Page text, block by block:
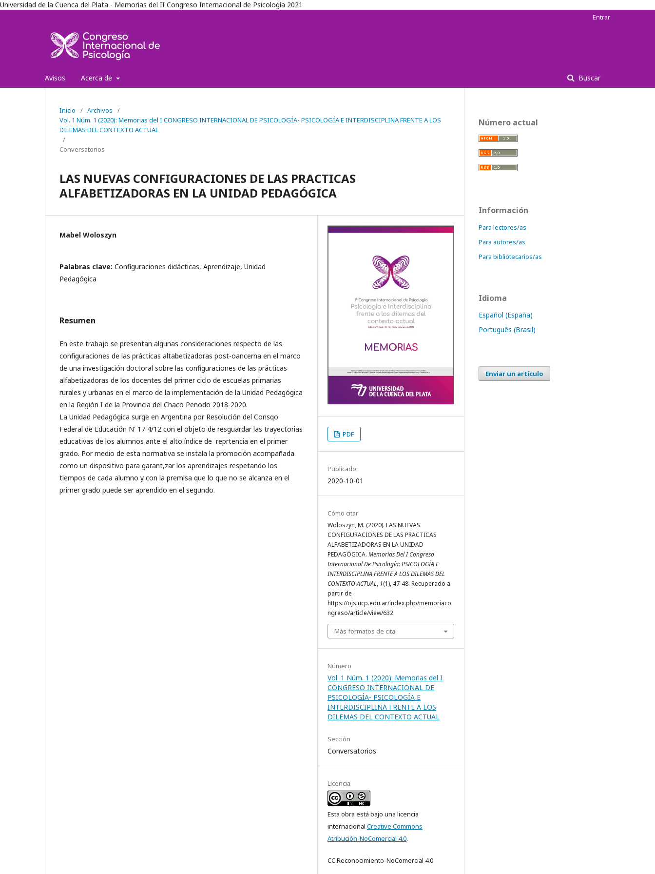
Universidad de la Cuenca del Plata - Memorias del II Congreso Internacional de Psicología 2021
Avisos Acerca de Buscar
Entrar
Inicio / Archivos
/
Vol. 1 Núm. 1 (2020): Memorias del I CONGRESO INTERNACIONAL DE PSICOLOGÍA- PSICOLOGÍA E INTERDISCIPLINA FRENTE A LOS
DILEMAS DEL CONTEXTO ACTUAL
/
Conversatorios
LAS NUEVAS CONFIGURACIONES DE LAS PRACTICAS
ALFABETIZADORAS EN LA UNIDAD PEDAGÓGICA
Mabel Woloszyn
Palabras clave: Configuraciones didácticas, Aprendizaje, Unidad
Pedagógica
Resumen
En este trabajo se presentan algunas consideraciones respecto de las
configuraciones de las prácticas altabetizadoras post-oancerna en el marco
de una investigación doctoral sobre las configuraciones de las prácticas
alfabetizadoras de los docentes del primer ciclo de escuelas primarias
rurales y urbanas en el marco de la implementación de la Unidad Pedagógica
en la Región I de la Provincia del Chaco Penodo 2018-2020.
La Unidad Pedagógica surge en Argentina por Resolución del Consqo
Federal de Educación N' 17 4/12 con el objeto de resguardar las trayectorias
educativas de los alumnos ante el alto índice de reprtencia en el primer
grado. Por medio de esta normativa se instala la promoción acompañada
como un dispositivo para garant,zar los aprendizajes respetando los
tiempos de cada alumno y con la premisa que lo que no se alcanza en el
primer grado puede ser aprendido en el segundo.
PDF
Publicado
2020-10-01
Cómo citar
Woloszyn, M. (2020). LAS NUEVAS
CONFIGURACIONES DE LAS PRACTICAS
ALFABETIZADORAS EN LA UNIDAD
PEDAGÓGICA. Memorias Del I Congreso
Internacional De Psicología: PSICOLOGÍA E
INTERDISCIPLINA FRENTE A LOS DILEMAS DEL
CONTEXTO ACTUAL, 1(1), 47-48. Recuperado a
partir de
https://ojs.ucp.edu.ar/index.php/memoriaco
ngreso/article/view/632
Más formatos de cita
Número
Vol. 1 Núm. 1 (2020): Memorias del I
CONGRESO INTERNACIONAL DE
PSICOLOGÍA- PSICOLOGÍA E
INTERDISCIPLINA FRENTE A LOS
DILEMAS DEL CONTEXTO ACTUAL
Sección
Conversatorios
Licencia
Esta obra está bajo una licencia
internacional Creative Commons
Atribución-NoComercial 4.0.
CC Reconocimiento-NoComercial 4.0
Número actual
Información
Para lectores/as
Para autores/as
Para bibliotecarios/as
Idioma
Español (España)
Português (Brasil)
Enviar un artículo